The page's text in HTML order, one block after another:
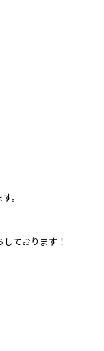
。
ております！